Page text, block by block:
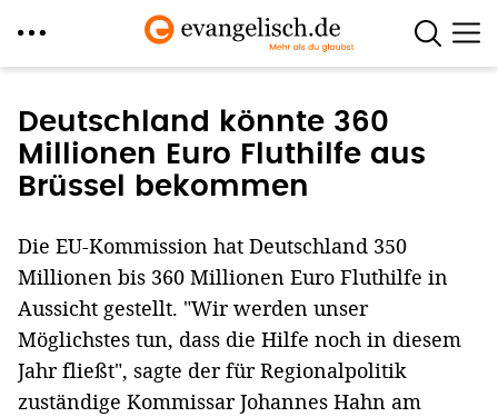
zum
Inhalt
Deutschland könnte 360
Millionen Euro Fluthilfe aus
Brüssel bekommen
Die EU-Kommission hat Deutschland 350
Millionen bis 360 Millionen Euro Fluthilfe in
Aussicht gestellt. "Wir werden unser
Möglichstes tun, dass die Hilfe noch in diesem
Jahr fließt", sagte der für Regionalpolitik
zuständige Kommissar Johannes Hahn am